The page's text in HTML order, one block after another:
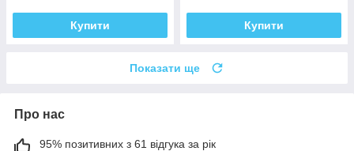
Купити Купити
Показати ще
Про нас
95% позитивних з 61 відгука за рік